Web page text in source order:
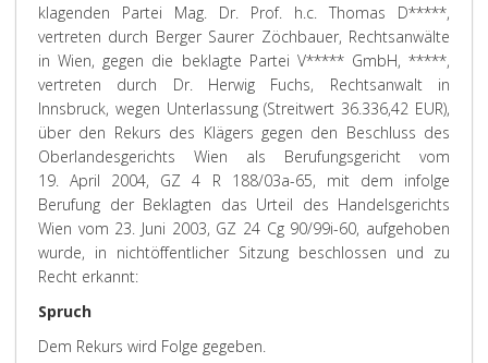
klagenden Partei Mag. Dr. Prof. h.c. Thomas D*****,
vertreten durch Berger Saurer Zöchbauer, Rechtsanwälte
in Wien, gegen die beklagte Partei V***** GmbH, *****,
vertreten durch Dr. Herwig Fuchs, Rechtsanwalt in
Innsbruck, wegen Unterlassung (Streitwert 36.336,42 EUR),
über den Rekurs des Klägers gegen den Beschluss des
Oberlandesgerichts Wien als Berufungsgericht vom
19. April 2004, GZ 4 R 188/03a-65, mit dem infolge
Berufung der Beklagten das Urteil des Handelsgerichts
Wien vom 23. Juni 2003, GZ 24 Cg 90/99i-60, aufgehoben
wurde, in nichtöffentlicher Sitzung beschlossen und zu
Recht erkannt:
Spruch
Dem Rekurs wird Folge gegeben.